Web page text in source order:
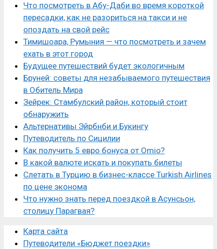
Что посмотреть в Абу-Даби во время короткой
пересадки, как не разориться на такси и не
опоздать на свой рейс
Тимишоара, Румыния — что посмотреть и зачем
ехать в этот город
Будущее путешествий будет экологичным
Бруней: советы для незабываемого путешествия
в Обитель Мира
Зейрек: Стамбулский район, который стоит
обнаружить
Альтернативы Эйрбнби и Букингу
Путеводитель по Сицилии
Как получить 5 евро бонуса от Omio?
В какой валюте искать и покупать билеты
Слетать в Турцию в бизнес-классе Turkish Airlines
по цене эконома
Что нужно знать перед поездкой в Асунсьон,
столицу Парагвая?
Карта сайта
Путеводители «Бюджет поездки»